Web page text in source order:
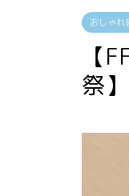
おしゃれ
【
祭】